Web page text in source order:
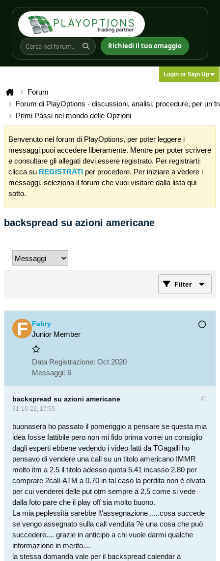
Richiedi il tuo omaggio
Login or Sign Up
Forum
Forum di PlayOptions - discussioni, analisi, procedure, per un
Primi Passi nel mondo delle Opzioni
Benvenuto nel forum di PlayOptions, per poter leggere i
messaggi puoi accedere liberamente. Mentre per poter scrivere
e consultare gli allegati devi essere registrato. Per registrarti:
clicca su REGISTRATI per procedere. Per iniziare a vedere i
messaggi, seleziona il forum che vuoi visitare dalla lista qui
sotto.
backspread su azioni americane
Filter
Fabry
Junior Member
Data Registrazione: Oct 2020
Messaggi: 6
#1
backspread su azioni americane
31-10-22, 17:55
buonasera ho passato il pomeriggio a pensare se questa mia
idea fosse fattibile pero non mi fido prima vorrei un consiglio
dagli esperti ebbene vedendo i video fatti da TGagalli ho
pensavo di vendere una call su un titolo americano IMMR
molto itm a 2.5 il titolo adesso quota 5.41 incasso 2.80 per
comprare 2call-ATM a 0.70 in tal caso la perdita non è elvata
per cui venderei delle put otm sempre a 2.5 come si vede
dalla foto pare che il play off sia molto buono.
La mia peplessità sarebbe l\'assegnazione .....cosa succede
se vengo assegnato sulla call venduta ?è una cosa che può
succedere.... grazie in anticipo a chi vuole darmi qualche
informazione in merito....
la stessa domanda vale per il backspread calendar a